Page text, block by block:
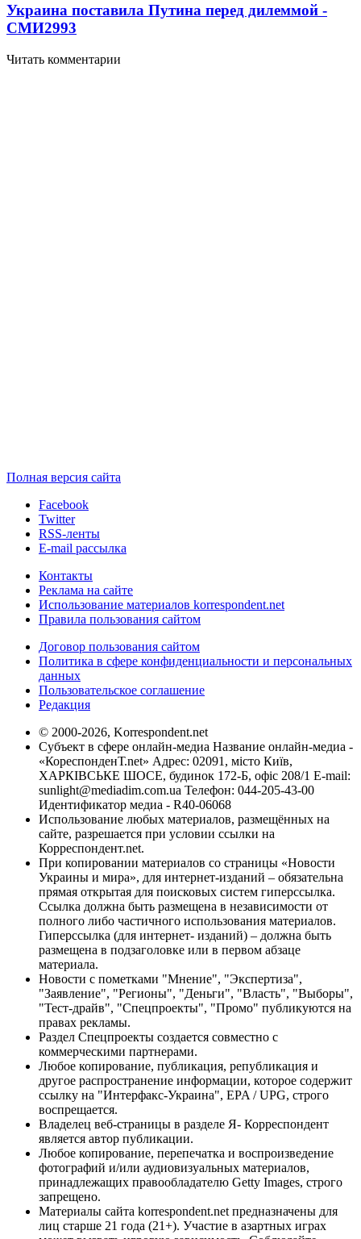
Украина поставила Путина перед дилеммой -
СМИ2993
Читать комментарии
Полная версия сайта
Facebook
Twitter
RSS-ленты
E-mail рассылка
Контакты
Реклама на сайте
Использование материалов korrespondent.net
Правила пользования сайтом
Договор пользования сайтом
Политика в сфере конфиденциальности и персональных
данных
Пользовательское соглашение
Редакция
© 2000-2026, Korrespondent.net
Субъект в сфере онлайн-медиа Название онлайн-медиа -
«КореспонденТ.net» Адрес: 02091, місто Київ,
ХАРКІВСЬКЕ ШОСЕ, будинок 172-Б, офіс 208/1 E-mail:
sunlight@mediadim.com.ua Телефон: 044-205-43-00
Идентификатор медиа - R40-06068
Использование любых материалов, размещённых на
сайте, разрешается при условии ссылки на
Корреспондент.net.
При копировании материалов со страницы «Новости
Украины и мира», для интернет-изданий – обязательна
прямая открытая для поисковых систем гиперссылка.
Ссылка должна быть размещена в независимости от
полного либо частичного использования материалов.
Гиперссылка (для интернет- изданий) – должна быть
размещена в подзаголовке или в первом абзаце
материала.
Новости с пометками "Мнение", "Экспертиза",
"Заявление", "Регионы", "Деньги", "Власть", "Выборы",
"Тест-драйв", "Спецпроекты", "Промо" публикуются на
правах рекламы.
Раздел Спецпроекты создается совместно с
коммерческими партнерами.
Любое копирование, публикация, републикация и
другое распространение информации, которое содержит
ссылку на "Интерфакс-Украина", EPA / UPG, строго
воспрещается.
Владелец веб-страницы в разделе Я- Корреспондент
является автор публикации.
Любое копирование, перепечатка и воспроизведение
фотографий и/или аудиовизуальных материалов,
принадлежащих правообладателю Getty Images, строго
запрещено.
Материалы сайта korrespondent.net предназначены для
лиц старше 21 года (21+). Участие в азартных играх